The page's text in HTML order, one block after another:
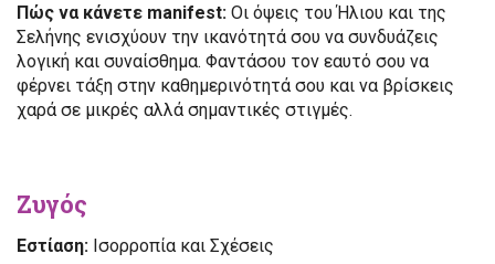
Πώς να κάνετε manifest: Οι όψεις του Ήλιου και της
Σελήνης ενισχύουν την ικανότητά σου να συνδυάζεις
λογική και συναίσθημα. Φαντάσου τον εαυτό σου να
φέρνει τάξη στην καθημερινότητά σου και να βρίσκεις
χαρά σε μικρές αλλά σημαντικές στιγμές.
Ζυγός
Εστίαση: Ισορροπία και Σχέσεις